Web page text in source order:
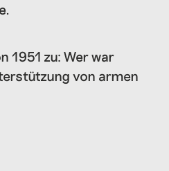
1951 zu: Wer war
von armen